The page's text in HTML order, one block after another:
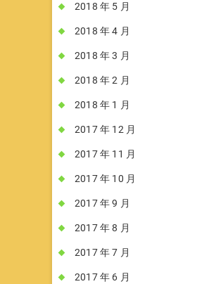
2018 年 5 月
2018 年 4 月
2018 年 3 月
2018 年 2 月
2018 年 1 月
2017 年 12 月
2017 年 11 月
2017 年 10 月
2017 年 9 月
2017 年 8 月
2017 年 7 月
2017 年 6 月